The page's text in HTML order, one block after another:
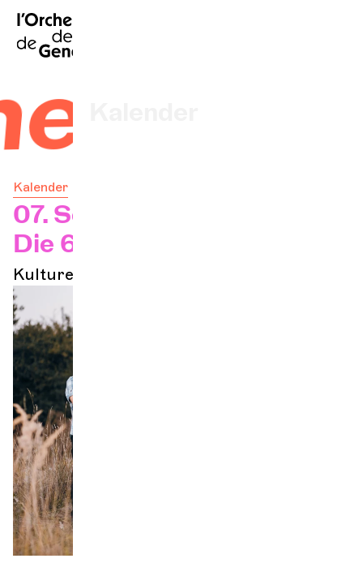
Kalender
07. Sep. 2025 - 10 Uhr
Die 6 Dächer
Kulturelle Teilhabe